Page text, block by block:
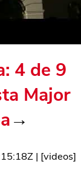
4 de 9
Major
→
| [videos]